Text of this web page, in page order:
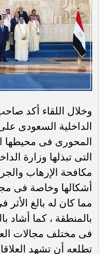
وخلال اللقاء أكد
الداخلية السعودى
المحورى فى محيطها
التى تبذلها وزارة
مكافحة الإرهاب
أشكالها وخاصة فى
مما كان له بالغ الأثر
بالمنطقة ، كما أشاد
فى مختلف مجالات
تطلعه أن تشهد